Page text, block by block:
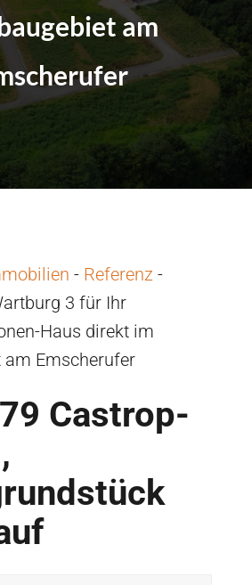
am
- Referenz-
3 für Ihr
Haus direkt im
am Emscherufer
Castrop-